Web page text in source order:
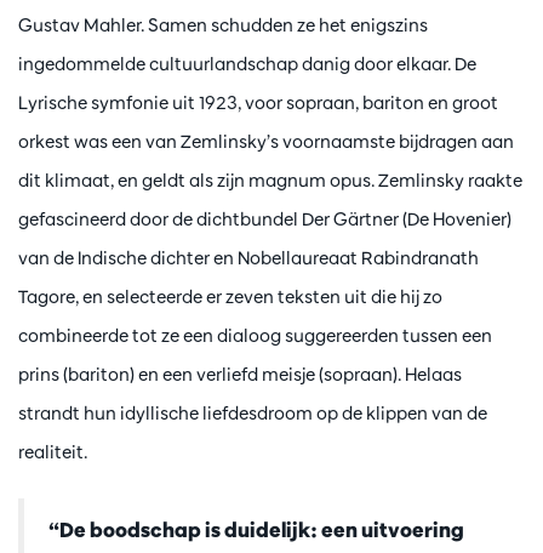
Gustav Mahler. Samen schudden ze het enigszins
ingedommelde cultuurlandschap danig door elkaar. De
Lyrische symfonie uit 1923, voor sopraan, bariton en groot
orkest was een van Zemlinsky’s voornaamste bijdragen aan
dit klimaat, en geldt als zijn magnum opus. Zemlinsky raakte
gefascineerd door de dichtbundel Der Gärtner (De Hovenier)
van de Indische dichter en Nobellaureaat Rabindranath
Tagore, en selecteerde er zeven teksten uit die hij zo
combineerde tot ze een dialoog suggereerden tussen een
prins (bariton) en een verliefd meisje (sopraan). Helaas
strandt hun idyllische liefdesdroom op de klippen van de
realiteit.
“De boodschap is duidelijk: een uitvoering